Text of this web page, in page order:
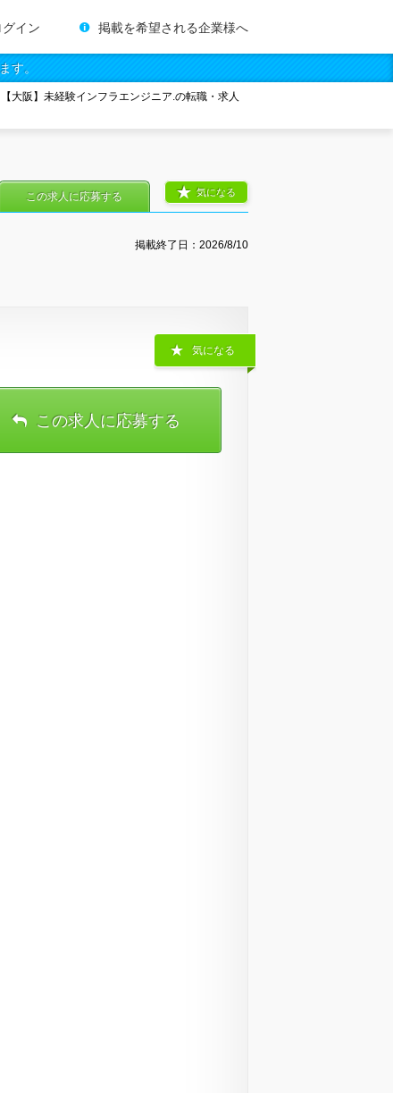
グイン 掲載を希望される企業様へ
す。
【大阪】未経験インフラエンジニア.の転職・求人
掲載終了日： 2026/8/10
気になる
この求人に応募する
気になる
この求人に応募する